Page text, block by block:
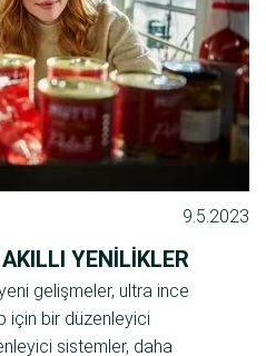
9.5.2023
YENILIKLER
gelişmeler, ultra ince
için bir düzenleyici
sistemler, daha